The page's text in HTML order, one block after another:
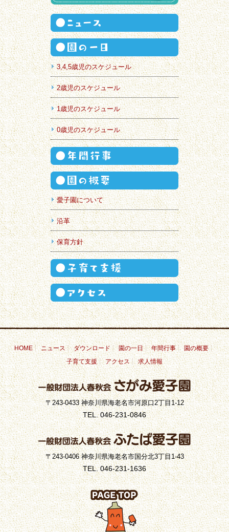
3,4,5歳児のスケジュール
2歳児のスケジュール
1歳児のスケジュール
0歳児のスケジュール
愛子園について
沿革
保育方針
HOME ニュース ダウンロード 園の一日 年間行事
園の概要
子育て支援
アクセス 求人情報
〒243-0433 神奈川県海老名市河原口2丁目1-12
TEL. 046-231-0846
〒243-0406 神奈川県海老名市国分北3丁目1-43
TEL. 046-231-1636